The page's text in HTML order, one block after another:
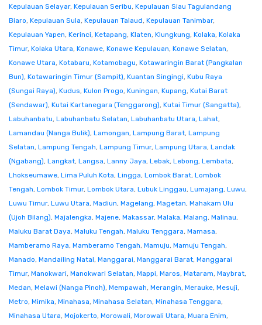
Kepulauan Selayar, Kepulauan Seribu, Kepulauan Siau Tagulandang
Biaro, Kepulauan Sula, Kepulauan Talaud, Kepulauan Tanimbar,
Kepulauan Yapen, Kerinci, Ketapang, Klaten, Klungkung, Kolaka, Kolaka
Timur, Kolaka Utara, Konawe, Konawe Kepulauan, Konawe Selatan,
Konawe Utara, Kotabaru, Kotamobagu, Kotawaringin Barat (Pangkalan
Bun), Kotawaringin Timur (Sampit), Kuantan Singingi, Kubu Raya
(Sungai Raya), Kudus, Kulon Progo, Kuningan, Kupang, Kutai Barat
(Sendawar), Kutai Kartanegara (Tenggarong), Kutai Timur (Sangatta),
Labuhanbatu, Labuhanbatu Selatan, Labuhanbatu Utara, Lahat,
Lamandau (Nanga Bulik), Lamongan, Lampung Barat, Lampung
Selatan, Lampung Tengah, Lampung Timur, Lampung Utara, Landak
(Ngabang), Langkat, Langsa, Lanny Jaya, Lebak, Lebong, Lembata,
Lhokseumawe, Lima Puluh Kota, Lingga, Lombok Barat, Lombok
Tengah, Lombok Timur, Lombok Utara, Lubuk Linggau, Lumajang, Luwu,
Luwu Timur, Luwu Utara, Madiun, Magelang, Magetan, Mahakam Ulu
(Ujoh Bilang), Majalengka, Majene, Makassar, Malaka, Malang, Malinau,
Maluku Barat Daya, Maluku Tengah, Maluku Tenggara, Mamasa,
Mamberamo Raya, Mamberamo Tengah, Mamuju, Mamuju Tengah,
Manado, Mandailing Natal, Manggarai, Manggarai Barat, Manggarai
Timur, Manokwari, Manokwari Selatan, Mappi, Maros, Mataram, Maybrat,
Medan, Melawi (Nanga Pinoh), Mempawah, Merangin, Merauke, Mesuji,
Metro, Mimika, Minahasa, Minahasa Selatan, Minahasa Tenggara,
Minahasa Utara, Mojokerto, Morowali, Morowali Utara, Muara Enim,